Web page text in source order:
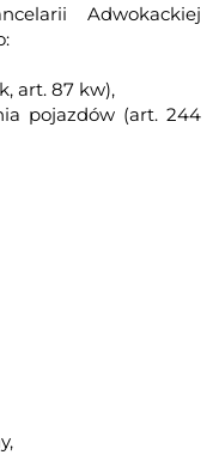
Adwokackiej
art. 87 kw),
pojazdów (art. 244